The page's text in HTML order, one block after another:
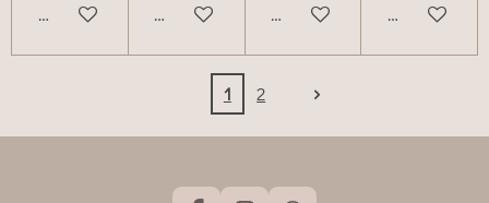
Bekijk details Bekijk details Bekijk details Bekijk details
1 2